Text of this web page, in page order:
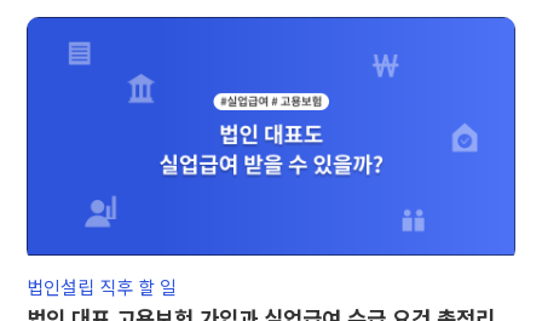
법인설립 직후 할 일